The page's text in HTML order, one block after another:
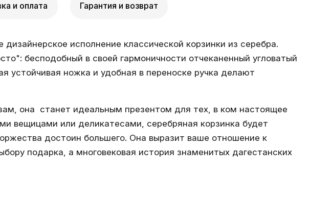
и оплата Гарантия и возврат
исполнение классической корзинки из серебра.
бесподобный в своей гармоничности отчеканенный угловатый
устойчивая ножка и удобная в переноске ручка делают
она станет идеальным презентом для тех, в ком настоящее
вещицами или деликатесами, серебряная корзинка будет
достоин большего. Она выразит ваше отношение к
подарка, а многовековая история знаменитых дагестанских